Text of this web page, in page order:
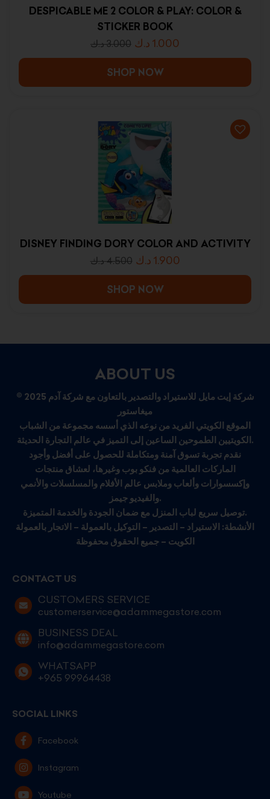
DESPICABLE ME 2 COLOR & PLAY: COLOR &
STICKER BOOK
3.000 د.ك 1.000 د.ك
SHOP NOW
DISNEY FINDING DORY COLOR AND ACTIVITY
4.500 د.ك 1.900 د.ك
SHOP NOW
ABOUT US
© 2025 شركة إيت مايل للاستيراد والتصدير بالتعاون مع شركة آدم
ميغاستور
الموقع الكويتي الفريد من نوعه الذي أسسه مجموعة من الشباب
الكويتيين الطموحين الساعين إلى التميز في عالم التجارة الحديثة.
نقدم تجربة تسوق آمنة ومتكاملة للحصول على أفضل وأجود
الماركات العالمية من فنكو بوب وغيرها، لعشاق منتجات
وإكسسوارات وألعاب وملابس عالم الأفلام والمسلسلات والأنمي
والفيديو جيمز.
توصيل سريع لباب المنزل مع ضمان الجودة والخدمة المتميزة.
الأنشطة: الاستيراد – التصدير – التوكيل بالعمولة – الاتجار بالعمولة
الكويت – جميع الحقوق محفوظة
CONTACT US
CUSTOMERS SERVICE
customerservice@adammegastore.com
BUSINESS DEAL
info@adammegastore.com
WHATSAPP
+965 99964438
SOCIAL LINKS
Facebook
Instagram
Youtube